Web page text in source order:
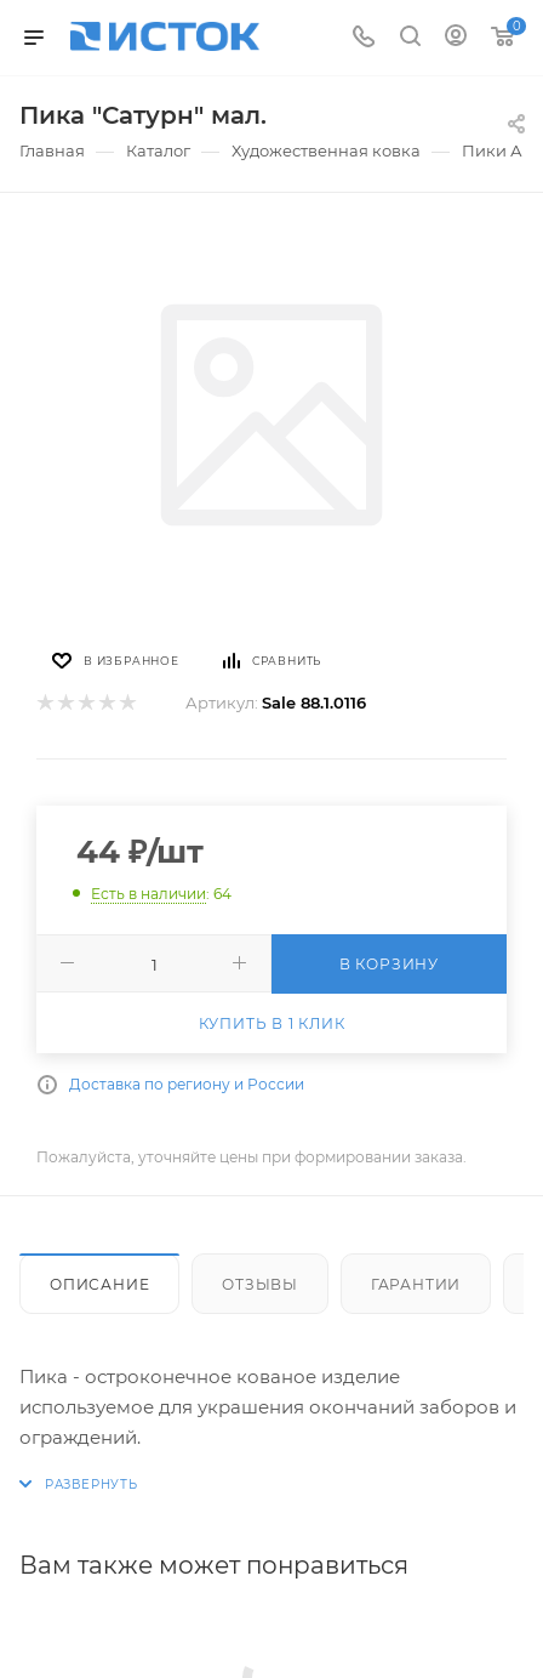
0
Пика "Сатурн" мал.
Главная — Каталог — Художественная ковка — Пики
В ИЗБРАННОЕ СРАВНИТЬ
Артикул: Sale 88.1.0116
44 ₽/шт
Есть в наличии: 64
В КОРЗИНУ
КУПИТЬ В 1 КЛИК
Доставка по региону и России
Пожалуйста, уточняйте цены при формировании заказа.
ОПИСАНИЕ ОТЗЫВЫ ГАРАНТИИ
Пика - остроконечное кованое изделие
используемое для украшения окончаний заборов и
ограждений.
Вам также может понравиться